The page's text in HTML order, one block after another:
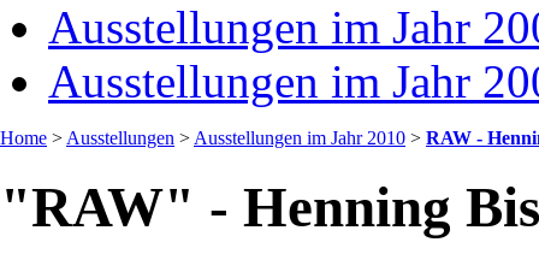
Ausstellungen im Jahr
Ausstellungen im Jahr
Home > Ausstellungen > Ausstellungen im Jahr 2010 > RAW -
"RAW" - Henning